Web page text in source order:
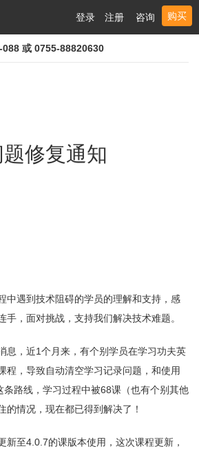
购买
咨询
注册
登录
或 0755-88820630
修复通知
中遇到技术阻碍的学员的理解和支持，感
手，面对挑战，支持我们解决技术难题。
息，近1个月来，有个别学员在学习功夫英
程，导致自动清空学习记录问题，和使用
条路线，学习过程中被68课（也有个别其他
的情况，现在都已得到解决了！
新至4.0.7的课版本使用，这次课程更新，